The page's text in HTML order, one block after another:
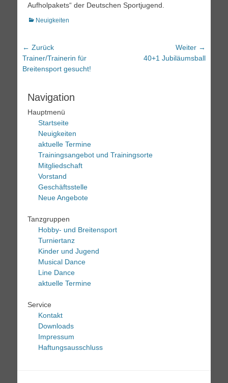
Aufholpakets“ der Deutschen Sportjugend.
Kategorien
Neuigkeiten
Beitrags-
Navigation
← Zurück
Vorheriger
Beitrag:
Trainer/Trainerin für
Breitensport gesucht!
Weiter →
40+1 Jubiläumsball
Navigation
Hauptmenü
Startseite
Neuigkeiten
aktuelle Termine
Trainingsangebot und Trainingsorte
Mitgliedschaft
Vorstand
Geschäftsstelle
Neue Angebote
Tanzgruppen
Hobby- und Breitensport
Turniertanz
Kinder und Jugend
Musical Dance
Line Dance
aktuelle Termine
Service
Kontakt
Downloads
Impressum
Haftungsausschluss